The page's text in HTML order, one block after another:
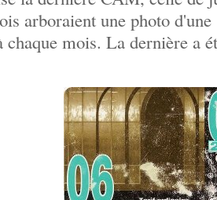
arboraient une photo
chaque mois. La dernière a